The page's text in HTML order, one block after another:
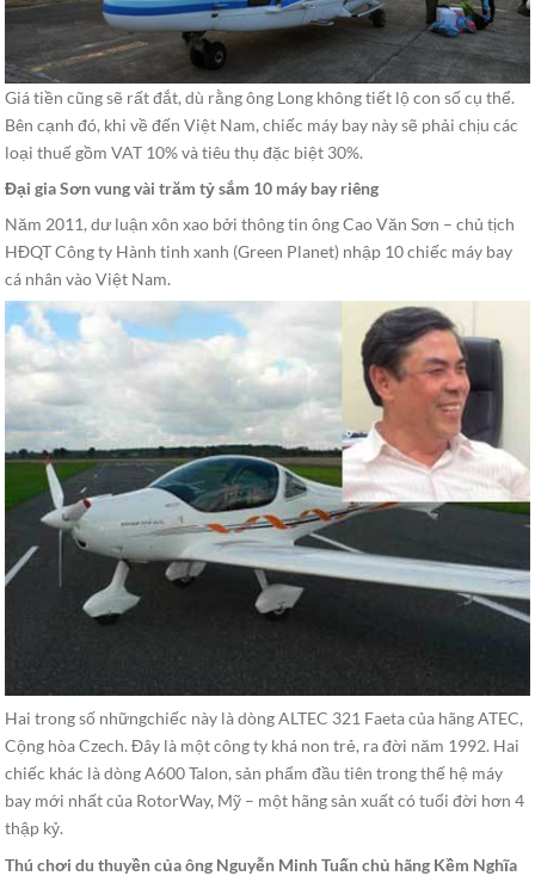
Giá tiền cũng sẽ rất đắt, dù rằng ông Long không tiết lộ con số cụ thể.
Bên cạnh đó, khi về đến Việt Nam, chiếc máy bay này sẽ phải chịu các
loại thuế gồm VAT 10% và tiêu thụ đặc biệt 30%.
Đại gia Sơn vung vài trăm tỷ sắm 10 máy bay riêng
Năm 2011, dư luận xôn xao bởi thông tin ông Cao Văn Sơn – chủ tịch
HĐQT Công ty Hành tinh xanh (Green Planet) nhập 10 chiếc máy bay
cá nhân vào Việt Nam.
Hai trong số nhữngchiếc này là dòng ALTEC 321 Faeta của hãng ATEC,
Cộng hòa Czech. Đây là một công ty khá non trẻ, ra đời năm 1992. Hai
chiếc khác là dòng A600 Talon, sản phẩm đầu tiên trong thế hệ máy
bay mới nhất của RotorWay, Mỹ – một hãng sản xuất có tuổi đời hơn 4
thập kỷ.
Thú chơi du thuyền của ông Nguyễn Minh Tuấn chủ hãng Kềm Nghĩa